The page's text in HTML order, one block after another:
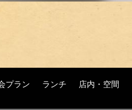
プラン ランチ 店内・空間